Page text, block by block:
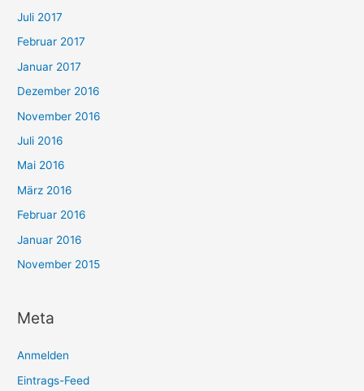
Juli 2017
Februar 2017
Januar 2017
Dezember 2016
November 2016
Juli 2016
Mai 2016
März 2016
Februar 2016
Januar 2016
November 2015
Meta
Anmelden
Eintrags-Feed